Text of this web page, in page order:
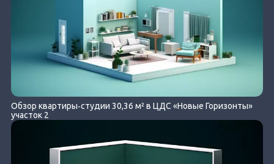
Обзор квартиры‐студии 30,36 м² в ЦДС «Новые Горизонты»
участок 2